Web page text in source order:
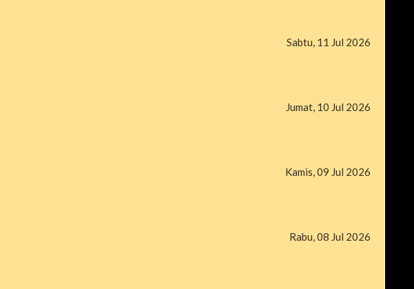
Sabtu, 11 Jul 2026
Jumat, 10 Jul 2026
Kamis, 09 Jul 2026
Rabu, 08 Jul 2026